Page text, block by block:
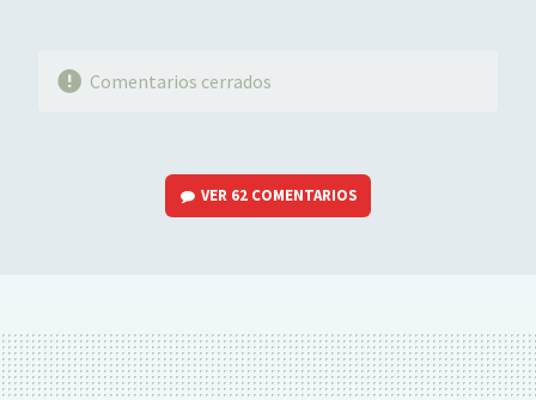
Comentarios cerrados
VER 62 COMENTARIOS